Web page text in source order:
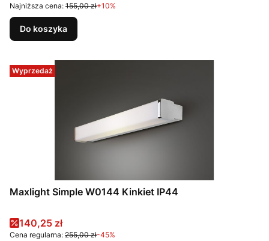
Najniższa cena: 155,00 zł+10%
Do koszyka
Wyprzedaż
Maxlight Simple W0144 Kinkiet IP44
Cena promocyjna
140,25 zł
Cena regularna: 255,00 zł-45%